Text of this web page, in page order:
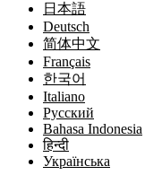
日本語
Deutsch
简体中文
Français
한국어
Italiano
Русский
Bahasa Indonesia
हिन्दी
Українська